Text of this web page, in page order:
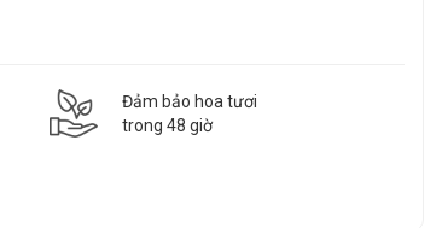
Đảm bảo hoa tươi
trong 48 giờ